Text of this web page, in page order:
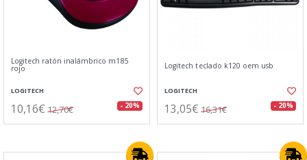
Logitech ratón inalámbrico m185
rojo
LOGITECH
10,16€ 12,70€ - 20%
Logitech teclado k120 oem usb
LOGITECH
13,05€ 16,31€ - 20%